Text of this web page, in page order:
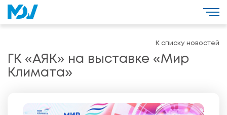
ГК «АЯК» на выставке «Мир
Климата»
К списку новостей